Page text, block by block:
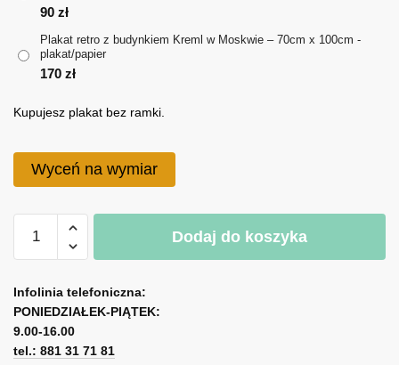
90 zł
Plakat retro z budynkiem Kreml w Moskwie – 70cm x 100cm -
plakat/papier
170 zł
Kupujesz plakat bez ramki.
Wyceń na wymiar
Plakat
z
budynkiem
Kreml
w
Dodaj do koszyka
l
t
e
r
Infolinia telefoniczna:
PONIEDZIAŁEK-PIĄTEK:
9.00-16.00
tel.: 881 31 71 81